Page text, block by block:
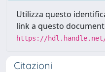
Utilizza questo
link a questo
https://hdl.handle.net/
Citazioni